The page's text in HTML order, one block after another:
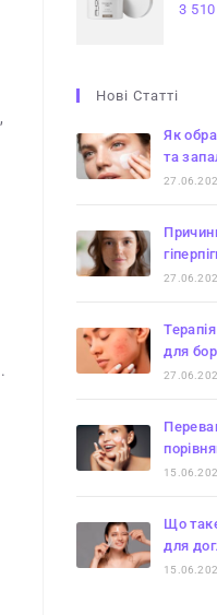
3 510
Нові Статті
Як
та
для
Що
для